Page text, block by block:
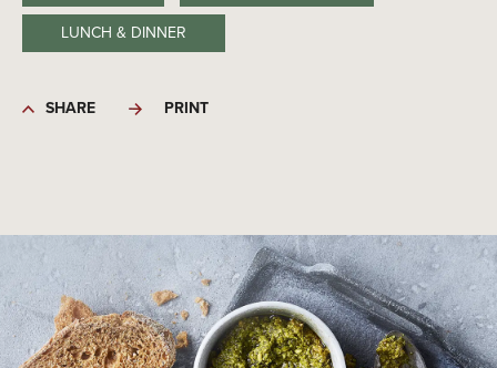
LUNCH & DINNER
SHARE PRINT